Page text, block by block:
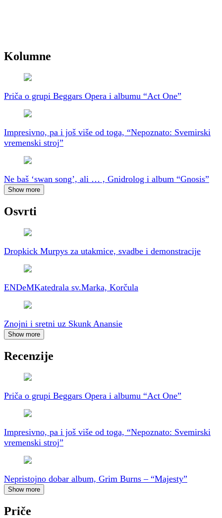
Kolumne
Priča o grupi Beggars Opera i albumu “Act One”
Impresivno, pa i još više od toga, “Nepoznato: Svemirski
vremenski stroj”
Ne baš ‘swan song’, ali … , Gnidrolog i album “Gnosis”
Show more
Osvrti
Dropkick Murpys za utakmice, svadbe i demonstracije
ENDeMKatedrala sv.Marka, Korčula
Znojni i sretni uz Skunk Anansie
Show more
Recenzije
Priča o grupi Beggars Opera i albumu “Act One”
Impresivno, pa i još više od toga, “Nepoznato: Svemirski
vremenski stroj”
Nepristojno dobar album, Grim Burns – “Majesty”
Show more
Priče